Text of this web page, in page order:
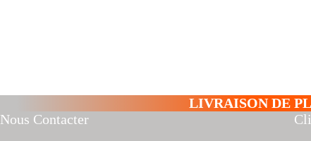
LIVRAISON DE
Nous Contacter